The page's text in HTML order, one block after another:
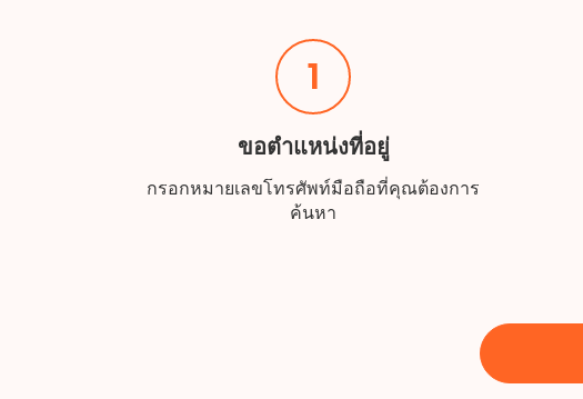
1
ขอตำแหน่งที่อยู่
กรอกหมายเลขโทรศัพท์มือถือที่คุณต้องการ
ค้นหา